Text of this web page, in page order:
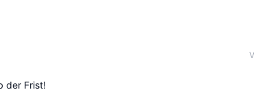
der Frist!